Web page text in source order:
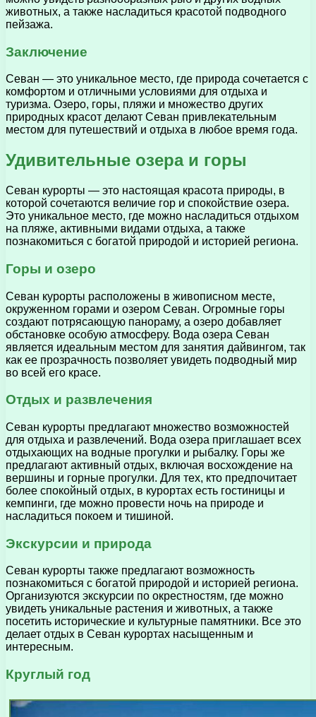
животных, а также насладиться красотой подводного
пейзажа.
Заключение
Севан — это уникальное место, где природа сочетается с
комфортом и отличными условиями для отдыха и
туризма. Озеро, горы, пляжи и множество других
природных красот делают Севан привлекательным
местом для путешествий и отдыха в любое время года.
Удивительные озера и горы
Севан курорты — это настоящая красота природы, в
которой сочетаются величие гор и спокойствие озера.
Это уникальное место, где можно насладиться отдыхом
на пляже, активными видами отдыха, а также
познакомиться с богатой природой и историей региона.
Горы и озеро
Севан курорты расположены в живописном месте,
окруженном горами и озером Севан. Огромные горы
создают потрясающую панораму, а озеро добавляет
обстановке особую атмосферу. Вода озера Севан
является идеальным местом для занятия дайвингом, так
как ее прозрачность позволяет увидеть подводный мир
во всей его красе.
Отдых и развлечения
Севан курорты предлагают множество возможностей
для отдыха и развлечений. Вода озера приглашает всех
отдыхающих на водные прогулки и рыбалку. Горы же
предлагают активный отдых, включая восхождение на
вершины и горные прогулки. Для тех, кто предпочитает
более спокойный отдых, в курортах есть гостиницы и
кемпинги, где можно провести ночь на природе и
насладиться покоем и тишиной.
Экскурсии и природа
Севан курорты также предлагают возможность
познакомиться с богатой природой и историей региона.
Организуются экскурсии по окрестностям, где можно
увидеть уникальные растения и животных, а также
посетить исторические и культурные памятники. Все это
делает отдых в Севан курортах насыщенным и
интересным.
Круглый год